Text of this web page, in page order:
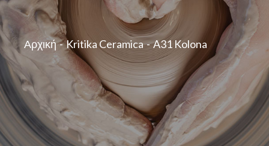
Αρχική Kritika Ceramica A31 Kolona